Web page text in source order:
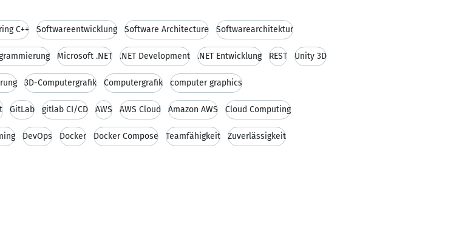
C++ Softwareentwicklung Software Architecture Softwarearchitektur
Microsoft .NET .NET Development .NET Entwicklung REST Unity 3D
3D-Computergrafik Computergrafik computer graphics
GitLab gitlab CI/CD AWS AWS Cloud Amazon AWS Cloud Computing
DevOps Docker Docker Compose Teamfähigkeit Zuverlässigkeit